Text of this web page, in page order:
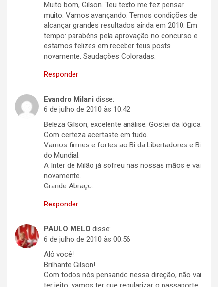
Muito bom, Gilson. Teu texto me fez pensar
muito. Vamos avançando. Temos condições de
alcançar grandes resultados ainda em 2010. Em
tempo: parabéns pela aprovação no concurso e
estamos felizes em receber teus posts
novamente. Saudações Coloradas.
Responder
Evandro Milani disse:
6 de julho de 2010 às 10:42
Beleza Gilson, excelente análise. Gostei da lógica.
Com certeza acertaste em tudo.
Vamos firmes e fortes ao Bi da Libertadores e Bi
do Mundial.
A Inter de Milão já sofreu nas nossas mãos e vai
novamente.
Grande Abraço.
Responder
PAULO MELO disse:
6 de julho de 2010 às 00:56
Alô você!
Brilhante Gilson!
Com todos nós pensando nessa direção, não vai
ter jeito, vamos ter que regularizar o passaporte.